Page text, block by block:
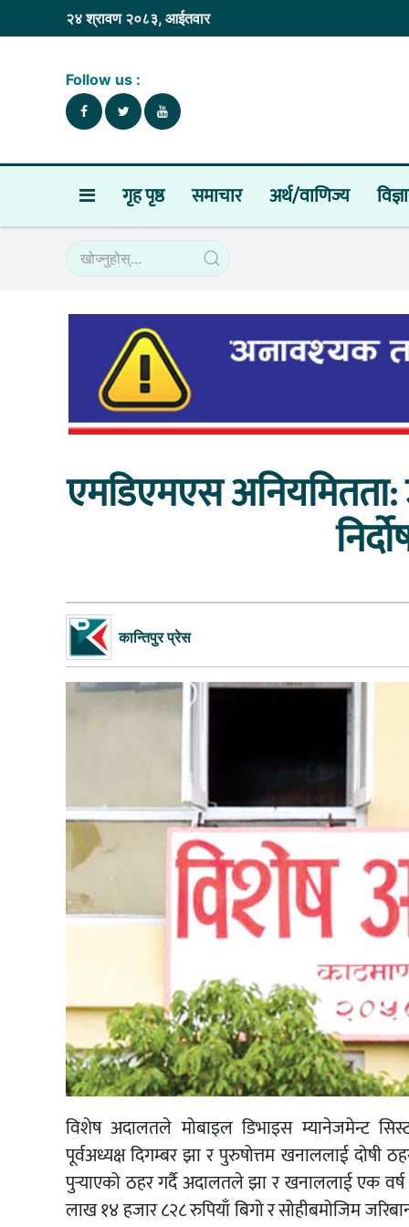
२४ श्रावण २०८३, आईतवार
Follow us :
गृह पृष्ठ समाचार अर्थ/वाणिज्य
एमडिएमएस अनियमितता:
कान्तिपुर प्रेस
विशेष अदालतले मोबाइल डिभाइस म्यानेजमेन्ट
पूर्वअध्यक्ष दिगम्बर झा र पुरुषोत्तम खनाललाई दोषी
पुर्‍याएको ठहर गर्दै अदालतले झा र खनाललाई एक
लाख १४ हजार ८२८ रुपियाँ बिगो र सोहीबमोजिम